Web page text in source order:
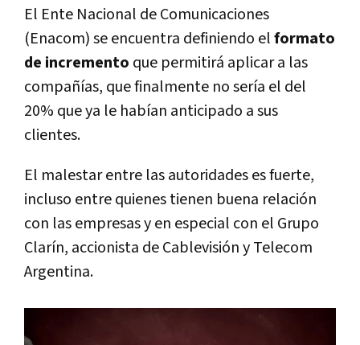
El Ente Nacional de Comunicaciones
(Enacom) se encuentra definiendo elformato
de incremento que permitirá aplicar a las
compañías, que finalmente no sería el del
20% que ya le habían anticipado a sus
clientes.
El malestar entre las autoridades es fuerte,
incluso entre quienes tienen buena relación
con las empresas y en especial con el Grupo
Clarín, accionista de Cablevisión y Telecom
Argentina.